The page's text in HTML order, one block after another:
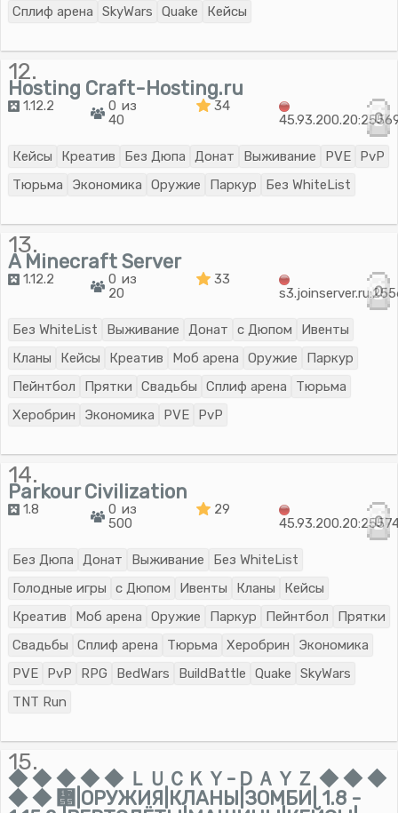
Сплиф арена SkyWars Quake Кейсы
12.
Hosting Craft-Hosting.ru
1.12.2
0 из
40
34
0
Кейсы Креатив Без Дюпа Донат Выживание PVE
PvP
Тюрьма
Экономика Оружие Паркур Без WhiteList
13.
A Minecraft Server
1.12.2
0 из
20
33
0
Без WhiteList Выживание Донат с Дюпом
Ивенты
Кланы
Кейсы Креатив Моб арена Оружие
Паркур
Пейнтбол
Прятки Свадьбы Сплиф арена
Тюрьма
Херобрин
Экономика PVE PvP
14.
Parkour Сivilization
1.8
0 из
500
29
0
Без Дюпа Донат Выживание
Без WhiteList
Голодные игры
с Дюпом Ивенты Кланы
Кейсы
Креатив
Моб арена Оружие Паркур Пейнтбол
Прятки
Свадьбы
Сплиф арена Тюрьма Херобрин
Экономика
PVE
PvP RPG BedWars BuildBattle Quake
SkyWars
TNT Run
15.
◆ ◆ ◆ ◆ ◆ ＬＵＣＫＹ-ＤＡＹＺ ◆ ◆ ◆
◆ ◆ ᝕|ОРУЖИЯ|КЛАНЫ|ЗОМБИ| 1.8 -